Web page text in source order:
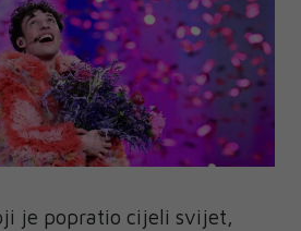
je popratio cijeli svijet,